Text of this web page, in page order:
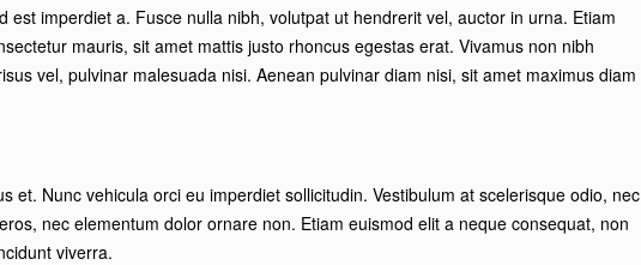
est imperdiet a. Fusce nulla nibh, volutpat ut hendrerit vel, auctor in urna. Etiam
mauris, sit amet mattis justo rhoncus egestas erat. Vivamus non nibh
vel, pulvinar malesuada nisi. Aenean pulvinar diam nisi, sit amet maximus diam
et. Nunc vehicula orci eu imperdiet sollicitudin. Vestibulum at scelerisque odio, nec
nec elementum dolor ornare non. Etiam euismod elit a neque consequat, non
viverra.